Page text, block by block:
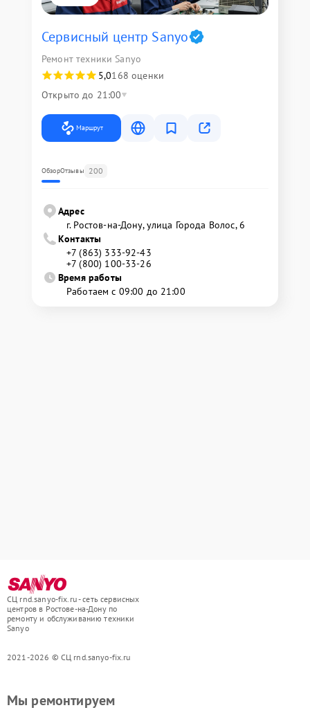
Сервисный центр Sanyo
Ремонт техники Sanyo
5,0168 оценки
Открыто до 21:00
Маршрут
ОбзорОтзывы 200
Адрес
г. Ростов-на-Дону, улица Города Волос, 6
Контакты
+7 (863) 333-92-43
+7 (800) 100-33-26
Время работы
Работаем с 09:00 до 21:00
СЦ rnd.sanyo-fix.ru - сеть сервисных
центров в Ростове-на-Дону по
ремонту и обслуживанию техники
Sanyo
2021-2026 © СЦ rnd.sanyo-fix.ru
Мы ремонтируем